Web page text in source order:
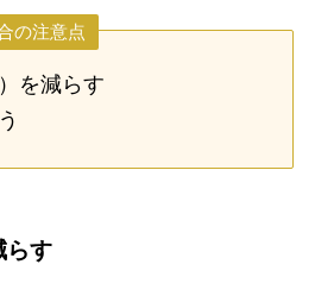
の注意点
を減らす
らす